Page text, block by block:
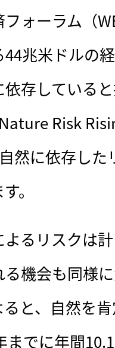
ォーラム（
兆米ドルの
存している
Risk
然に依存した
。
るリスクは
機会も同様
と、自然を
までに年間